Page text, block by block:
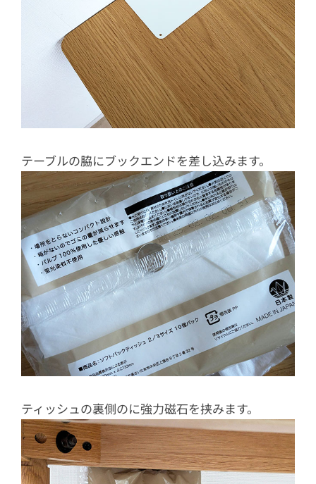
テーブルの脇にブックエンドを差し込みます。
ティッシュの裏側のに強力磁石を挟みます。